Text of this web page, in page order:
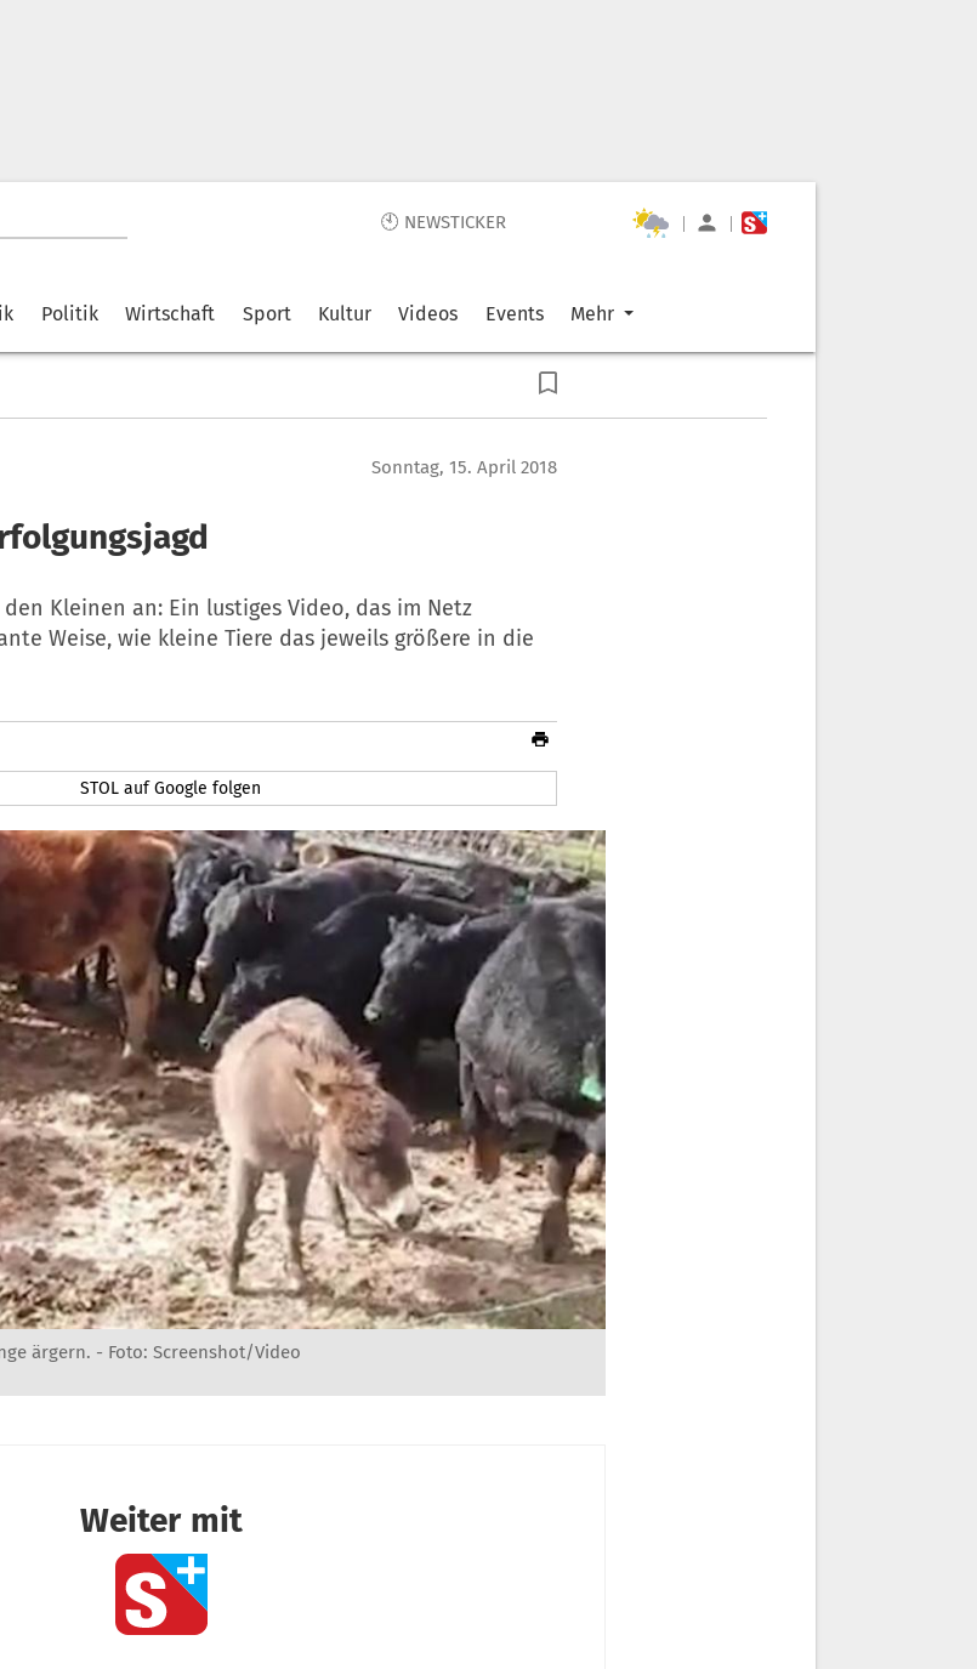
🕙 NEWSTICKER | |
Politik Wirtschaft Sport Kultur Videos Events Mehr
Sonntag, 15. April 2018
Kleinen an: Ein lustiges Video, das im Netz
Weise, wie kleine Tiere das jeweils größere in die
STOL auf Google folgen
ärgern. - Foto: Screenshot/Video